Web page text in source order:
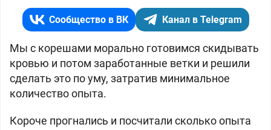
Сообщество в ВК Канал в Telegram
Мы с корешами морально готовимся скидывать
кровью и потом заработанные ветки и решили
сделать это по уму, затратив минимальное
количество опыта.
Короче прогнались и посчитали сколько опыта